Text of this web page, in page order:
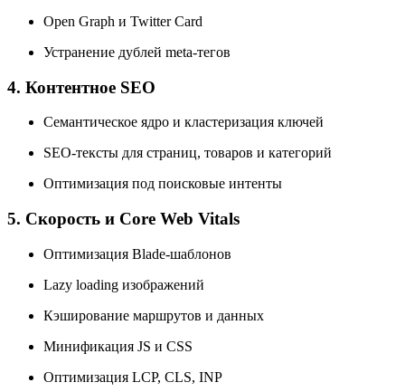
Open Graph и Twitter Card
Устранение дублей meta-тегов
4. Контентное SEO
Семантическое ядро и кластеризация ключей
SEO-тексты для страниц, товаров и категорий
Оптимизация под поисковые интенты
5. Скорость и Core Web Vitals
Оптимизация Blade-шаблонов
Lazy loading изображений
Кэширование маршрутов и данных
Минификация JS и CSS
Оптимизация LCP, CLS, INP